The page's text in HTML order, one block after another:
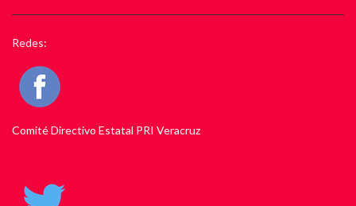
Redes:
Comité Directivo Estatal PRI Veracruz